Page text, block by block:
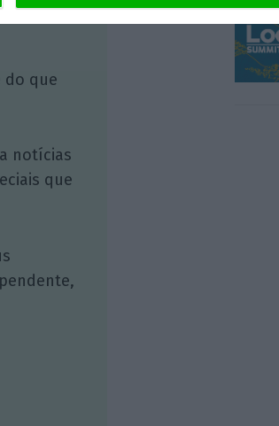
do que
notícias
que